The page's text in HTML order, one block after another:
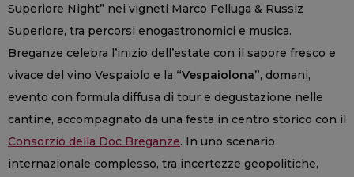
Superiore Night” nei vigneti Marco Felluga & Russiz
Superiore, tra percorsi enogastronomici e musica.
Breganze celebra l’inizio dell’estate con il sapore fresco e
vivace del vino Vespaiolo e la “Vespaiolona”, domani,
evento con formula diffusa di tour e degustazione nelle
cantine, accompagnato da una festa in centro storico con il
Consorzio della Doc Breganze. In uno scenario
internazionale complesso, tra incertezze geopolitiche,